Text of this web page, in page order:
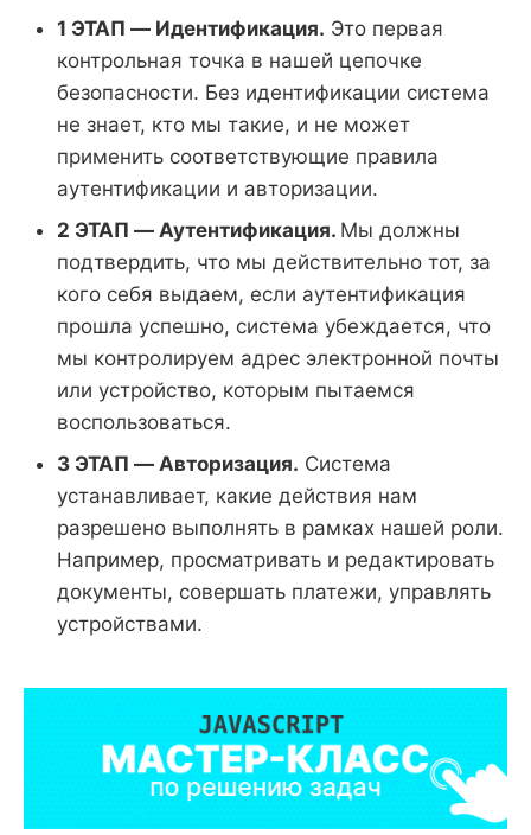
1 ЭТАП — Идентификация. Это первая
контрольная точка в нашей цепочке
безопасности. Без идентификации система
не знает, кто мы такие, и не может
применить соответствующие правила
аутентификации и авторизации.
2 ЭТАП — Аутентификация. Мы должны
подтвердить, что мы действительно тот, за
кого себя выдаем, если аутентификация
прошла успешно, система убеждается, что
мы контролируем адрес электронной почты
или устройство, которым пытаемся
воспользоваться.
3 ЭТАП — Авторизация. Система
устанавливает, какие действия нам
разрешено выполнять в рамках нашей роли.
Например, просматривать и редактировать
документы, совершать платежи, управлять
устройствами.